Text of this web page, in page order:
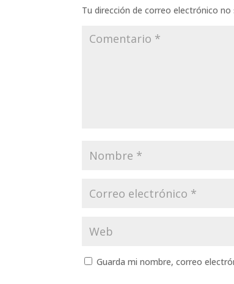
Tu dirección de correo electrónico no
Guarda mi nombre, correo